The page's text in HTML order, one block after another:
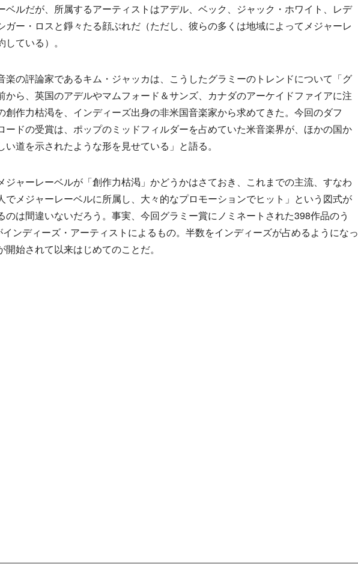
ベルだが、所属するアーティストはアデル、ベック、ジャック・ホワイト、レデ
ガー・ロスと錚々たる顔ぶれだ（ただし、彼らの多くは地域によってメジャーレ
ている）。
楽の評論家であるキム・ジャッカは、こうしたグラミーのトレンドについて「グ
から、英国のアデルやマムフォード＆サンズ、カナダのアーケイドファイアに注
創作力枯渇を、インディーズ出身の非米国音楽家から求めてきた。今回のダフ
ードの受賞は、ポップのミッドフィルダーを占めていた米音楽界が、ほかの国か
い道を示されたような形を見せている」と語る。
ャーレーベルが「創作力枯渇」かどうかはさておき、これまでの主流、すなわ
でメジャーレーベルに所属し、大々的なプロモーションでヒット」という図式が
のは間違いないだろう。事実、今回グラミー賞にノミネートされた398作品のう
ンディーズ・アーティストによるもの。半数をインディーズが占めるようになっ
開始されて以来はじめてのことだ。